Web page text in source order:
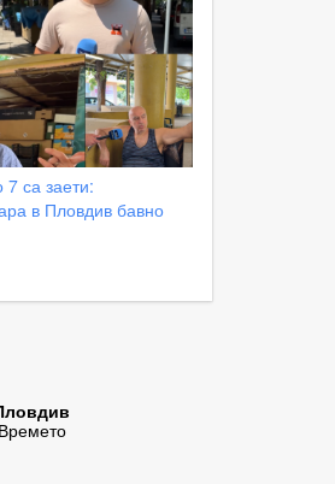
са заети:
в Пловдив бавно